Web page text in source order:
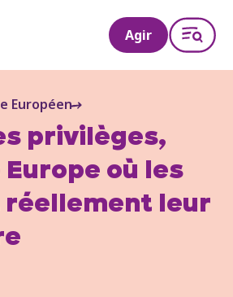
Agir
Européen
privilèges,
Europe où les
réellement leur